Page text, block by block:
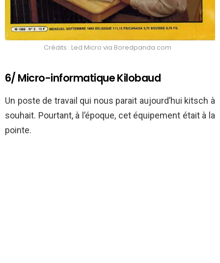
Crédits : Led Micro via Boredpanda.com
6/ Micro-informatique Kilobaud
Un poste de travail qui nous parait aujourd’hui kitsch à
souhait. Pourtant, à l’époque, cet équipement était à la
pointe.